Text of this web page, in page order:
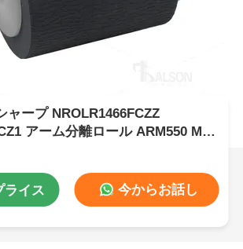
ャープ NROLR1466FCZZ
アーム分離ロール ARM550 MX-
ライス 今からお話し